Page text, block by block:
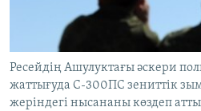
ЖАЗЫЛЫҢЫЗ
Басқа тілдерде
Ресейдің Ашулуктағы әскери
жаттығуда С-300ПС зениттік
жеріндегі нысананы көздеп